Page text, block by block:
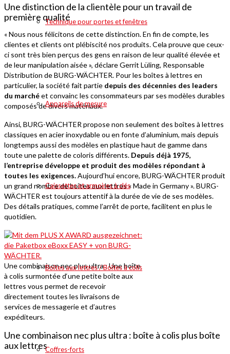
Technique pour portes et fenêtres
Appareils de mesure
Caissettes et armoires à clés
Boîtes aux lettres / Boîtes à colis
Coffres-forts
Une distinction de la clientèle pour un travail de
première qualité
« Nous nous félicitons de cette distinction. En fin de compte, les
clientes et clients ont plébiscité nos produits. Cela prouve que ceux-
ci sont très bien perçus des gens en raison de leur qualité élevée et
de leur manipulation aisée », déclare Gerrit Lüling, Responsable
Distribution de BURG-WÄCHTER. Pour les boîtes à lettres en
particulier, la société fait partie depuis des décennies des leaders
du marchéet convainc les consommateurs par ses modèles durables
composés de divers matériaux.
Ainsi, BURG-WÄCHTER propose non seulement des boîtes à lettres
classiques en acier inoxydable ou en fonte d’aluminium, mais depuis
longtemps aussi des modèles en plastique haut de gamme dans
toute une palette de coloris différents. Depuis déjà 1975,
l’entreprise développe et produit des modèles répondant à
toutes les exigences.Aujourd’hui encore, BURG-WÄCHTER produit
un grand nombre de boîtes aux lettres « Made in Germany ». BURG-
WÄCHTER est toujours attentif à la durée de vie de ses modèles.
Des détails pratiques, comme l’arrêt de porte, facilitent en plus le
quotidien.
Une combinaison nec plus ultra : Une boîte
à colis surmontée d‘une petite boîte aux
lettres vous permet de recevoir
directement toutes les livraisons de
services de messagerie et d’autres
expéditeurs.
Une combinaison nec plus ultra : boîte à colis plus boîte
aux lettres